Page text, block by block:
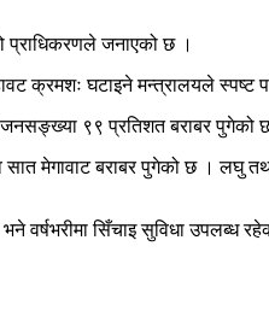
प्राधिकरणले जनाएको छ ।
क्रमशः घटाइने मन्त्रालयले स्पष्ट
जनसङ्ख्या ९९ प्रतिशत बराबर पुगेको
सात मेगावाट बराबर पुगेको छ । लघु
सिँचाइ सुविधा उपलब्ध